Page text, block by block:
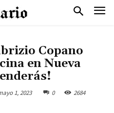
Copano
en Nueva
1, 2023 0 2684